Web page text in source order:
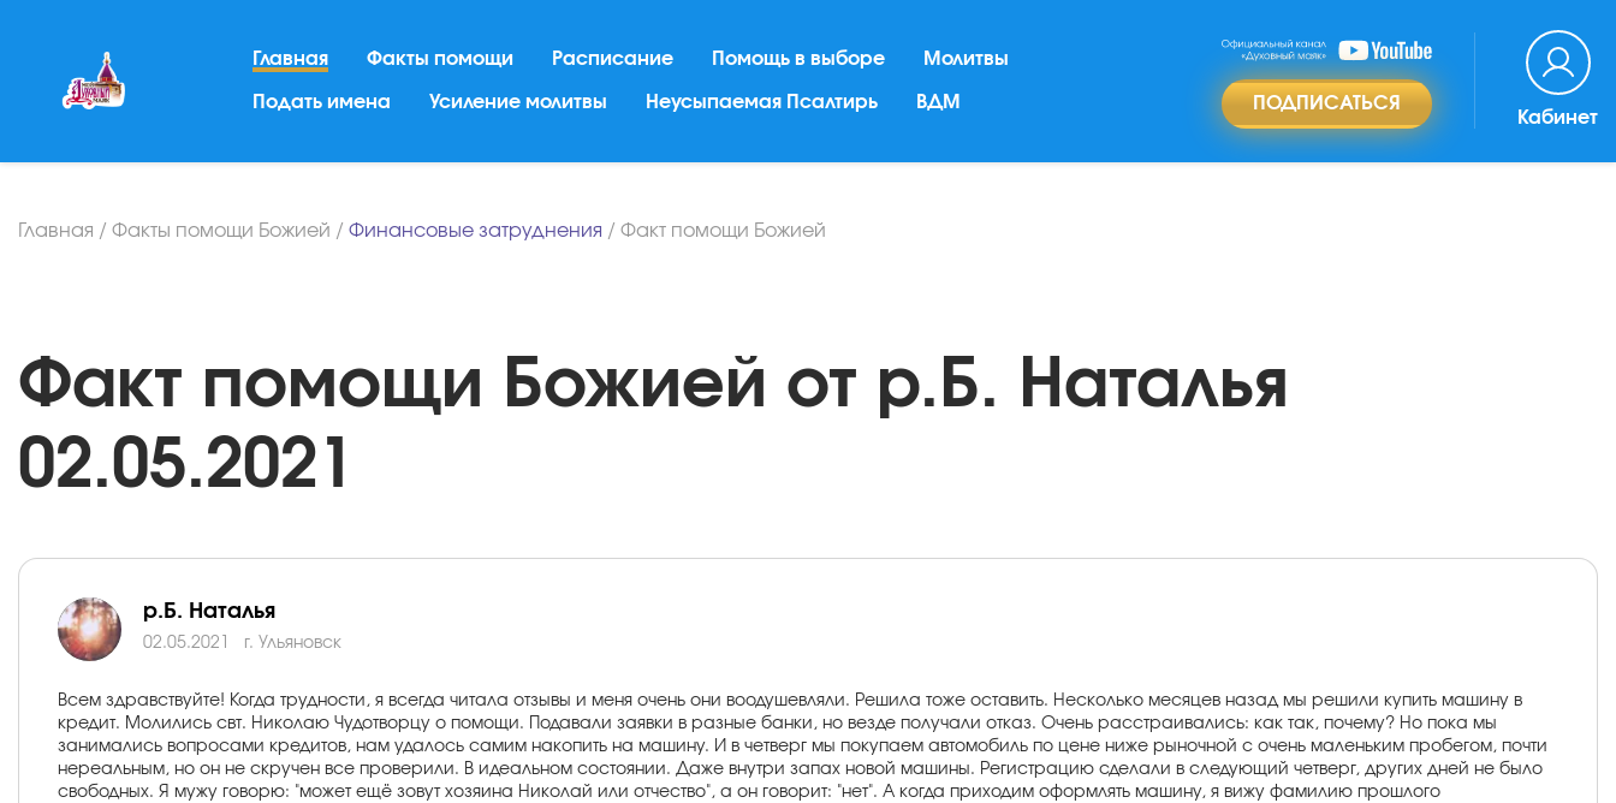
Главная Факты помощи Расписание Помощь в выборе Молитвы
Подать имена Усиление молитвы Неусыпаемая Псалтирь ВДМ ПОДПИСАТЬСЯ
Кабинет
Главная / Факты помощи Божией / Финансовые затруднения / Факт помощи Божией
Факт помощи Божией от р.Б. Наталья
02.05.2021
р.Б. Наталья
02.05.2021 г. Ульяновск
Всем здравствуйте! Когда трудности, я всегда читала отзывы и меня очень они воодушевляли. Решила тоже оставить. Несколько месяцев назад мы решили купить машину в
кредит. Молились свт. Николаю Чудотворцу о помощи. Подавали заявки в разные банки, но везде получали отказ. Очень расстраивались: как так, почему? Но пока мы
занимались вопросами кредитов, нам удалось самим накопить на машину. И в четверг мы покупаем автомобиль по цене ниже рыночной с очень маленьким пробегом, почти
нереальным, но он не скручен все проверили. В идеальном состоянии. Даже внутри запах новой машины. Регистрацию сделали в следующий четверг, других дней не было
свободных. Я мужу говорю: "может ещё зовут хозяина Николай или отчество", а он говорит: "нет". А когда приходим оформлять машину, я вижу фамилию прошлого